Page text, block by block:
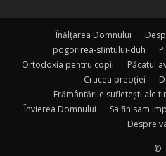
Înălțarea Domnului
pogorirea-sfintului-duh
Ortodoxia pentru copii
Păcatul
Crucea preoției
Frământările sufletești ale
Învierea Domnului
Sa finisam
Despre
©